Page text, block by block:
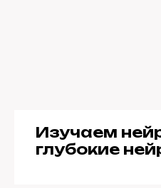
Изучаем
глубокие